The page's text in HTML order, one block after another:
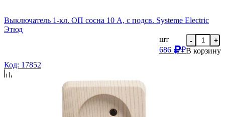
Выключатель 1-кл. ОП сосна 10 А, с подсв. Systeme Electric
Этюд
шт
686
₽
- +
В корзину
Код: 17852